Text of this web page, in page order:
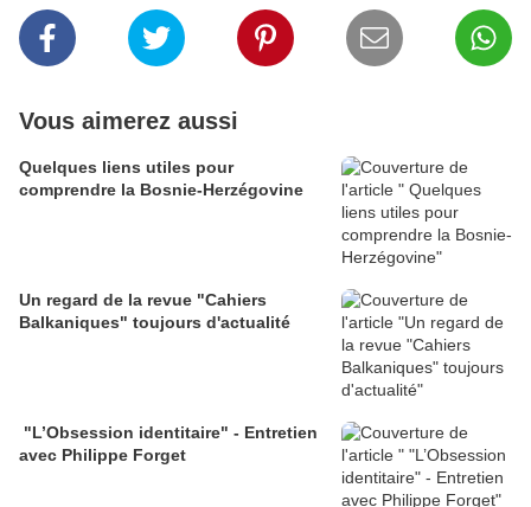
Vous aimerez aussi
Quelques liens utiles pour
comprendre la Bosnie-Herzégovine
Un regard de la revue "Cahiers
Balkaniques" toujours d'actualité
"L’Obsession identitaire" - Entretien
avec Philippe Forget